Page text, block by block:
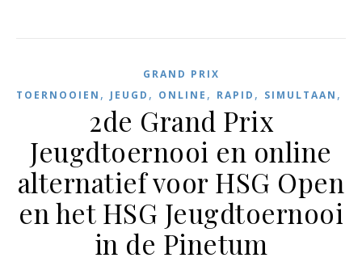
GRAND PRIX
TOERNOOIEN , JEUGD , ONLINE , RAPID , SIMULTAAN ,
2de Grand Prix
Jeugdtoernooi en online
alternatief voor HSG Open
en het HSG Jeugdtoernooi
in de Pinetum